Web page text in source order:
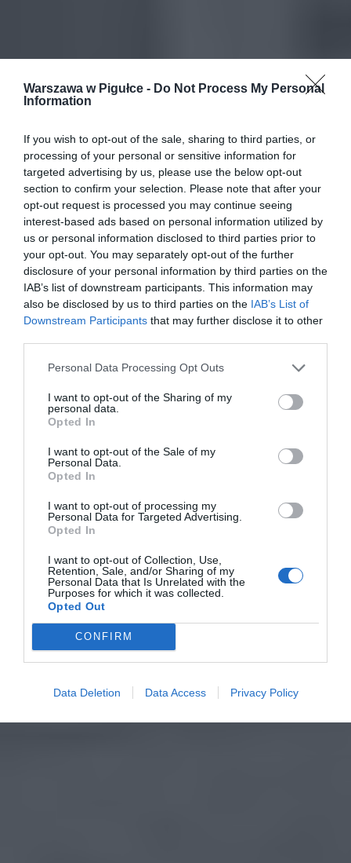
Warszawa w Pigułce - Do Not Process My Personal
Information
If you wish to opt-out of the sale, sharing to third parties, or
processing of your personal or sensitive information for
targeted advertising by us, please use the below opt-out
section to confirm your selection. Please note that after your
opt-out request is processed you may continue seeing
interest-based ads based on personal information utilized by
us or personal information disclosed to third parties prior to
your opt-out. You may separately opt-out of the further
disclosure of your personal information by third parties on the
IAB’s list of downstream participants. This information may
also be disclosed by us to third parties on the IAB’s List of
Downstream Participants that may further disclose it to other
Personal Data Processing Opt Outs
I want to opt-out of the Sharing of my
personal data.
Opted In
I want to opt-out of the Sale of my
Personal Data.
Opted In
I want to opt-out of processing my
Personal Data for Targeted Advertising.
Opted In
I want to opt-out of Collection, Use,
Retention, Sale, and/or Sharing of my
Personal Data that Is Unrelated with the
Purposes for which it was collected.
Opted Out
CONFIRM
Data Deletion Data Access Privacy Policy